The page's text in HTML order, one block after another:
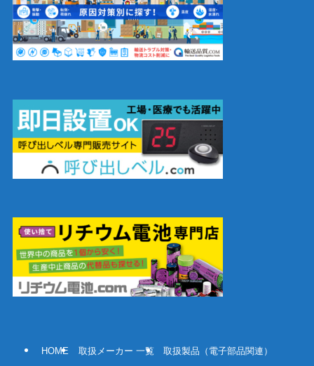
HOME 取扱メーカー 一覧
取扱製品（電子部品関連）